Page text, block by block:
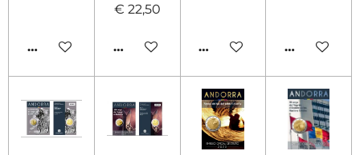
IN WINKELWAGEN
€ 22,50
IN WINKELWAGENIN WINKELWAGEN
IN